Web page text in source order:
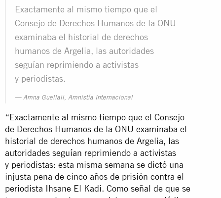
Exactamente al mismo tiempo que el
Consejo de Derechos Humanos de la ONU
examinaba el historial de derechos
humanos de Argelia, las autoridades
seguían reprimiendo a activistas
y periodistas.
Amna Guellali, Amnistía Internacional
“Exactamente al mismo tiempo que el Consejo
de Derechos Humanos de la ONU examinaba el
historial de derechos humanos de Argelia, las
autoridades seguían reprimiendo a activistas
y periodistas: esta misma semana se dictó una
injusta pena de cinco años de prisión contra el
periodista Ihsane El Kadi. Como señal de que se